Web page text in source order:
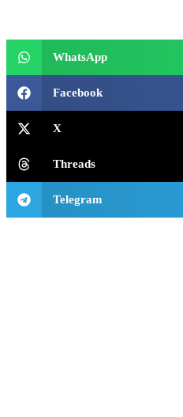
WhatsApp
Facebook
X
Threads
Telegram